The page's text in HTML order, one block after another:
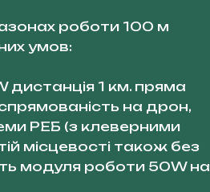
роботи 100 м
умов:
дистанція 1 км. пряма
на дрон,
РЕБ (з клеверними
місцевості також без
модуля роботи 50W на